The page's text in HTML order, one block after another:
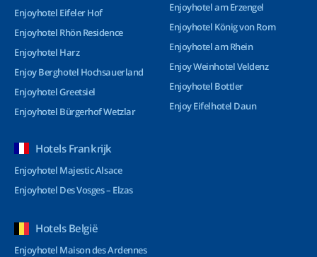
Enjoyhotel Eifeler Hof
Enjoyhotel Rhön Residence
Enjoyhotel Harz
Enjoy Berghotel Hochsauerland
Enjoyhotel Greetsiel
Enjoyhotel Bürgerhof Wetzlar
Enjoyhotel am Erzengel
Enjoyhotel König von Rom
Enjoyhotel am Rhein
Enjoy Weinhotel Veldenz
Enjoyhotel Bottler
Enjoy Eifelhotel Daun
Hotels Frankrijk
Enjoyhotel Majestic Alsace
Enjoyhotel Des Vosges – Elzas
Hotels België
Enjoyhotel Maison des Ardennes